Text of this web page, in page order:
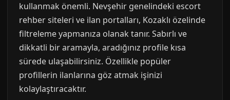
kullanmak önemli. Nevşehir genelindeki escort
rehber siteleri ve ilan portalları, Kozaklı özelinde
filtreleme yapmanıza olanak tanır. Sabırlı ve
dikkatli bir aramayla, aradığınız profile kısa
sürede ulaşabilirsiniz. Özellikle popüler
profillerin ilanlarına göz atmak işinizi
kolaylaştıracaktır.